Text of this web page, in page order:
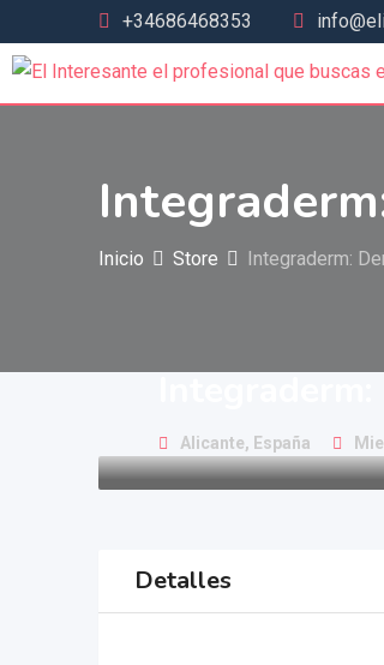
+34686468353
Inicio Store Integraderm:
Alicante, España
Detalles